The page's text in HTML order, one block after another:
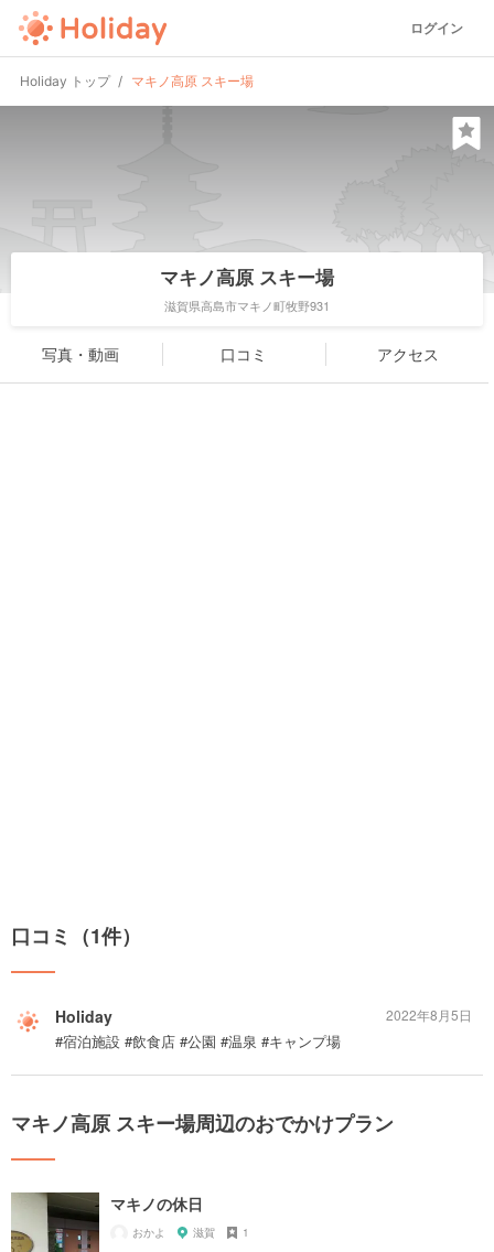
ログイン
Holiday トップ マキノ高原 スキー場
マキノ高原 スキー場
滋賀県高島市マキノ町牧野931
写真・動画 口コミ アクセス
口コミ（1件）
Holiday
#宿泊施設 #飲食店 #公園 #温泉 #キャンプ場
2022年8月5日
マキノ高原 スキー場周辺のおでかけプラン
マキノの休日
おかよ 滋賀 1